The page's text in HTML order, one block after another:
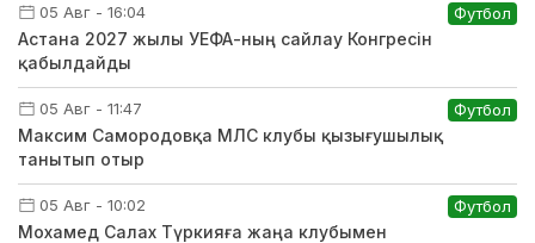
05 Авг - 16:04 Футбол
Астана 2027 жылы УЕФА-ның сайлау Конгресін
қабылдайды
05 Авг - 11:47 Футбол
Максим Самородовқа МЛС клубы қызығушылық
танытып отыр
05 Авг - 10:02 Футбол
Мохамед Салах Түркияға жаңа клубымен